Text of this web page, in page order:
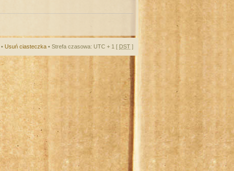
• Usuń ciasteczka • Strefa czasowa: UTC + 1 [ DST ]